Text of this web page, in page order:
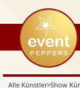
eventpeppers
Alle Künstler>Show